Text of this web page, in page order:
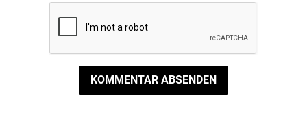
KOMMENTAR ABSENDEN